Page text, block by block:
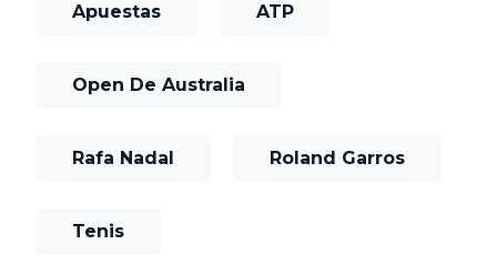
Apuestas ATP
Open De Australia
Rafa Nadal Roland Garros
Tenis